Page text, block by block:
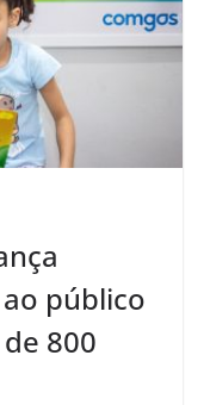
público
800